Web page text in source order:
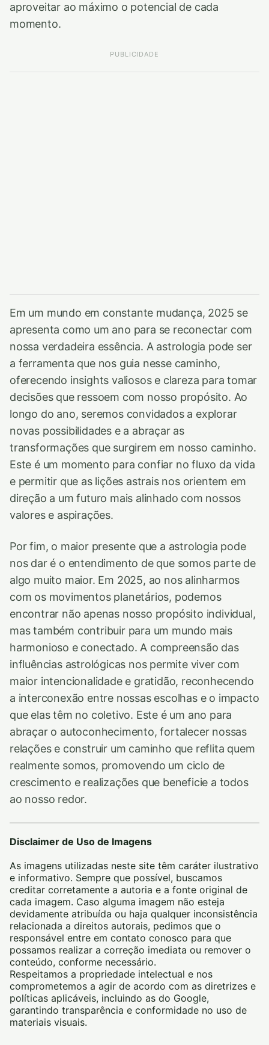
aproveitar ao máximo o potencial de cada
momento.
PUBLICIDADE
Em um mundo em constante mudança, 2025 se
apresenta como um ano para se reconectar com
nossa verdadeira essência. A astrologia pode ser
a ferramenta que nos guia nesse caminho,
oferecendo insights valiosos e clareza para tomar
decisões que ressoem com nosso propósito. Ao
longo do ano, seremos convidados a explorar
novas possibilidades e a abraçar as
transformações que surgirem em nosso caminho.
Este é um momento para confiar no fluxo da vida
e permitir que as lições astrais nos orientem em
direção a um futuro mais alinhado com nossos
valores e aspirações.
Por fim, o maior presente que a astrologia pode
nos dar é o entendimento de que somos parte de
algo muito maior. Em 2025, ao nos alinharmos
com os movimentos planetários, podemos
encontrar não apenas nosso propósito individual,
mas também contribuir para um mundo mais
harmonioso e conectado. A compreensão das
influências astrológicas nos permite viver com
maior intencionalidade e gratidão, reconhecendo
a interconexão entre nossas escolhas e o impacto
que elas têm no coletivo. Este é um ano para
abraçar o autoconhecimento, fortalecer nossas
relações e construir um caminho que reflita quem
realmente somos, promovendo um ciclo de
crescimento e realizações que beneficie a todos
ao nosso redor.
Disclaimer de Uso de Imagens
As imagens utilizadas neste site têm caráter ilustrativo
e informativo. Sempre que possível, buscamos
creditar corretamente a autoria e a fonte original de
cada imagem. Caso alguma imagem não esteja
devidamente atribuída ou haja qualquer inconsistência
relacionada a direitos autorais, pedimos que o
responsável entre em contato conosco para que
possamos realizar a correção imediata ou remover o
conteúdo, conforme necessário.
Respeitamos a propriedade intelectual e nos
comprometemos a agir de acordo com as diretrizes e
políticas aplicáveis, incluindo as do Google,
garantindo transparência e conformidade no uso de
materiais visuais.